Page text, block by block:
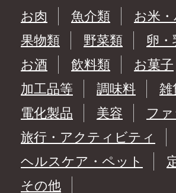
お肉
魚介類
お米
果物類
野菜類
卵・
お酒
飲料類 お菓子
加工品等
調味料
雑
電化製品
美容
フ
旅行・アクティビティ
ヘルスケア・ペット
その他